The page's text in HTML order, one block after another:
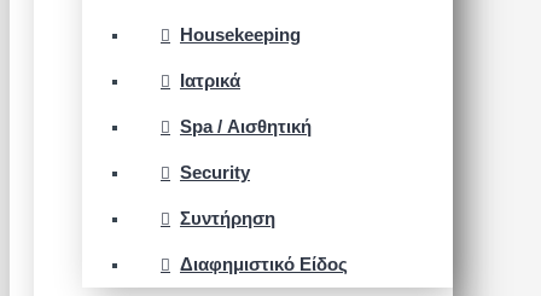
Housekeeping
Ιατρικά
Spa / Αισθητική
Security
Συντήρηση
Διαφημιστικό Είδος